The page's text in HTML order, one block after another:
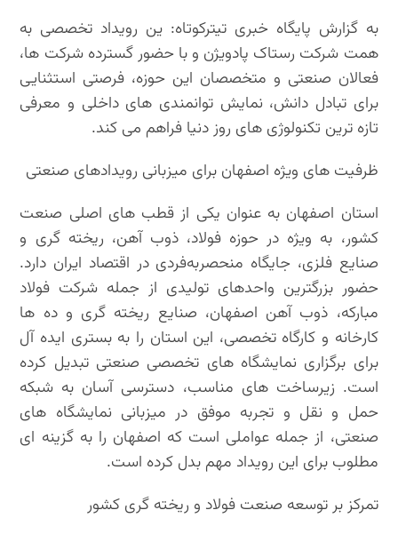
به گزارش پایگاه خبری تیترکوتاه: ین رویداد تخصصی به
همت شرکت رستاک پادویژن و با حضور گسترده شرکت ها،
فعالان صنعتی و متخصصان این حوزه، فرصتی استثنایی
برای تبادل دانش، نمایش توانمندی های داخلی و معرفی
تازه ترین تکنولوژی های روز دنیا فراهم می کند.
ظرفیت های ویژه اصفهان برای میزبانی رویدادهای صنعتی
استان اصفهان به عنوان یکی از قطب های اصلی صنعت
کشور، به ویژه در حوزه فولاد، ذوب آهن، ریخته گری و
صنایع فلزی، جایگاه منحصربه‌فردی در اقتصاد ایران دارد.
حضور بزرگترین واحدهای تولیدی از جمله شرکت فولاد
مبارکه، ذوب آهن اصفهان، صنایع ریخته گری و ده ها
کارخانه و کارگاه تخصصی، این استان را به بستری ایده آل
برای برگزاری نمایشگاه های تخصصی صنعتی تبدیل کرده
است. زیرساخت های مناسب، دسترسی آسان به شبکه
حمل و نقل و تجربه موفق در میزبانی نمایشگاه های
صنعتی، از جمله عواملی است که اصفهان را به گزینه ای
مطلوب برای این رویداد مهم بدل کرده است.
تمرکز بر توسعه صنعت فولاد و ریخته گری کشور